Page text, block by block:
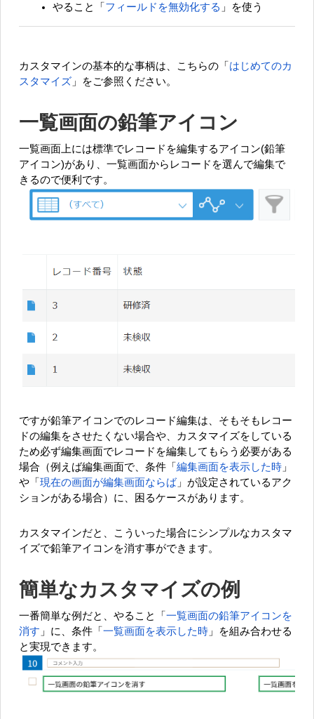
やること「 フィールドを無効化する 」を使う
カスタマインの基本的な事柄は、こちらの「 はじめてのカ
スタマイズ 」をご参照ください。
一覧画面の鉛筆アイコン
一覧画面上には標準でレコードを編集するアイコン(鉛筆
アイコン)があり、一覧画面からレコードを選んで編集で
きるので便利です。
ですが鉛筆アイコンでのレコード編集は、そもそもレコー
ドの編集をさせたくない場合や、カスタマイズをしている
ため必ず編集画面でレコードを編集してもらう必要がある
場合（例えば編集画面で、条件「 編集画面を表示した時 」
や「 現在の画面が編集画面ならば」が設定されているアク
ションがある場合）に、困るケースがあります。
カスタマインだと、こういった場合にシンプルなカスタマ
イズで鉛筆アイコンを消す事ができます。
簡単なカスタマイズの例
一番簡単な例だと、やること「 一覧画面の鉛筆アイコンを
消す 」に、条件「 一覧画面を表示した時 」を組み合わせる
と実現できます。